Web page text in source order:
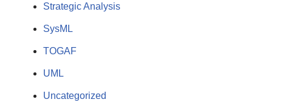
Strategic Analysis
SysML
TOGAF
UML
Uncategorized